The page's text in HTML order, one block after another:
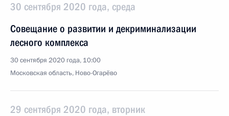
30 сентября 2020 года, среда
Совещание о развитии и декриминализации
лесного комплекса
30 сентября 2020 года, 10:00
Московская область, Ново-Огарёво
29 сентября 2020 года, вторник